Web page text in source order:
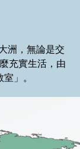
洲，無論是交
充實生活，由
」。